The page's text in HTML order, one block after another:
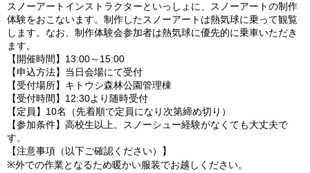
スノーアートインストラクターといっしょに、スノーアートの制作
体験をおこないます。制作したスノーアートは熱気球に乗って観覧
します。なお、制作体験会参加者は熱気球に優先的に乗車いただき
ます。
【開催時間】13:00～15:00
【申込方法】当日会場にて受付
【受付場所】キトウシ森林公園管理棟
【受付時間】12:30より随時受付
【定員】10名（先着順で定員になり次第締め切り）
【参加条件】高校生以上。スノーシュー経験がなくても大丈夫で
す。
【注意事項（以下ご確認ください）】
※外での作業となるため暖かい服装でお越しください。